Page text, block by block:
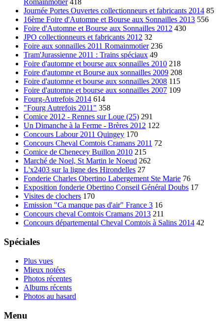
Romainmotier 418
Journée Portes Ouvertes collectionneurs et fabricants 2014 85
16ème Foire d'Automne et Bourse aux Sonnailles 2013 556
Foire d'Automne et Bourse aux Sonnailles 2012 430
JPO collectionneurs et fabricants 2012 32
Foire aux sonnailles 2011 Romainmotier 236
Tram'Jurassienne 2011 : Trains spéciaux 49
Foire d'automne et bourse aux sonnailles 2010 218
Foire d'automne et Bourse aux sonnailles 2009 208
Foire d'automne et bourse aux sonnailles 2008 115
Foire d'automne et bourse aux sonnailles 2007 109
Fourg-Autrefois 2014 614
"Fourg Autrefois 2011" 358
Comice 2012 - Rennes sur Loue (25) 291
Un Dimanche à la Ferme - Brères 2012 122
Concours Labour 2011 Quingey 170
Concours Cheval Comtois Cramans 2011 72
Comice de Chenecey Buillon 2010 215
Marché de Noel, St Martin le Noeud 262
L'x2403 sur la ligne des Hirondelles 27
Fonderie Charles Obertino Labergement Ste Marie 76
Exposition fonderie Obertino Conseil Général Doubs 17
Visites de clochers 170
Emission "Ca manque pas d'air" France 3 16
Concours cheval Comtois Cramans 2013 211
Concours départemental Cheval Comtois à Salins 2014 42
Spéciales
Plus vues
Mieux notées
Photos récentes
Albums récents
Photos au hasard
Menu